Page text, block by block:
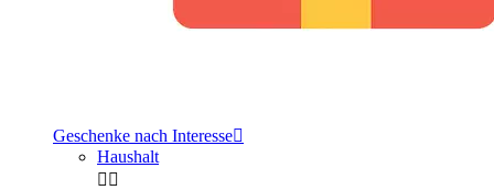
Geschenke nach Interesse
Haushalt
 